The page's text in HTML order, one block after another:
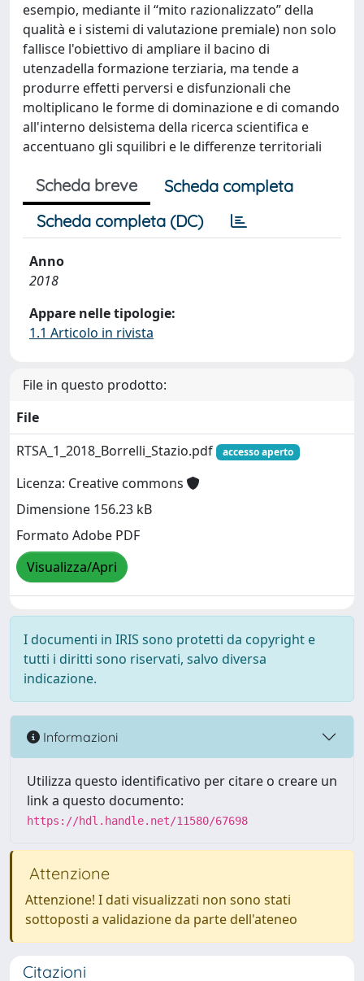
esempio, mediante il “mito razionalizzato” della
qualità e i sistemi di valutazione premiale) non solo
fallisce l'obiettivo di ampliare il bacino di
utenzadella formazione terziaria, ma tende a
produrre effetti perversi e disfunzionali che
moltiplicano le forme di dominazione e di comando
all'interno delsistema della ricerca scientifica e
accentuano gli squilibri e le differenze territoriali
Scheda breve
Scheda completa
Scheda completa (DC)
Anno
2018
Appare nelle tipologie:
1.1 Articolo in rivista
File in questo prodotto:
File
RTSA_1_2018_Borrelli_Stazio.pdf
accesso aperto
Licenza: Creative commons
Dimensione 156.23 kB
Formato Adobe PDF
Visualizza/Apri
I documenti in IRIS sono protetti da copyright e
tutti i diritti sono riservati, salvo diversa
indicazione.
Informazioni
Utilizza questo identificativo per citare o creare un
link a questo documento:
https://hdl.handle.net/11580/67698
Attenzione
Attenzione! I dati visualizzati non sono stati
sottoposti a validazione da parte dell'ateneo
Citazioni